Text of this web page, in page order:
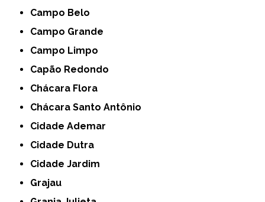
Campo Belo
Campo Grande
Campo Limpo
Capão Redondo
Chácara Flora
Chácara Santo Antônio
Cidade Ademar
Cidade Dutra
Cidade Jardim
Grajau